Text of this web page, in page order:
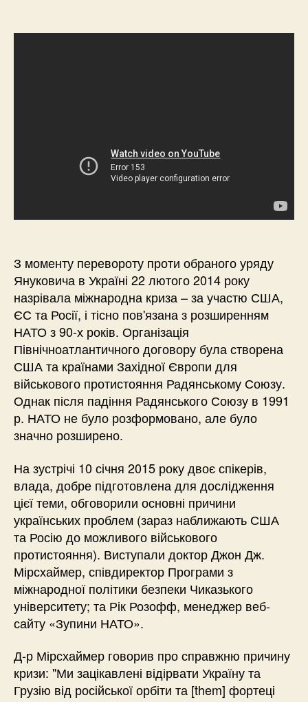
З моменту перевороту проти обраного уряду
Януковича в Україні 22 лютого 2014 року
назрівала міжнародна криза – за участю США,
ЄС та Росії, і тісно пов'язана з розширенням
НАТО з 90-х років. Організація
Північноатлантичного договору була створена
США та країнами Західної Європи для
військового протистояння Радянському Союзу.
Однак після падіння Радянського Союзу в 1991
р. НАТО не було розформовано, але було
значно розширено.
На зустрічі 10 січня 2015 року двоє спікерів,
влада, добре підготовлена ​​для дослідження
цієї теми, обговорили основні причини
українських проблем (зараз наближають США
та Росію до можливого військового
протистояння). Виступали доктор Джон Дж.
Мірсхаймер, співдиректор Програми з
міжнародної політики безпеки Чиказького
університету; та Рік Розофф, менеджер веб-
сайту «Зупини НАТО».
Д-р Мірсхаймер говорив про справжню причину
кризи: "Ми зацікавлені відірвати Україну та
Грузію від російської орбіти та [them] фортеці